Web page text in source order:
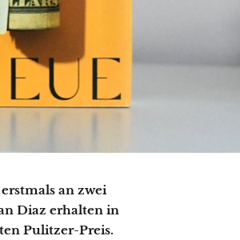
an zwei
Diaz erhalten in
Pulitzer-Preis.